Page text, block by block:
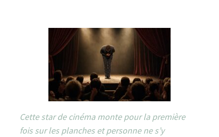
Cette star de cinéma monte pour la première
fois sur les planches et personne ne s’y